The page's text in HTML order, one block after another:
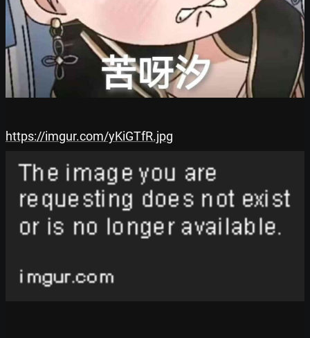
https://imgur.com/yKiGTfR.jpg